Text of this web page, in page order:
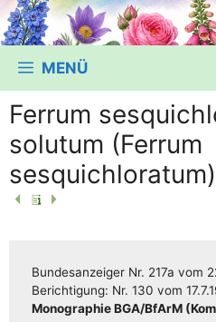
MENÜ
Ferrum
solutum (Ferrum
sesquichloratum)
Bun­des­an­zei­ger Nr. 217a vom
Berich­ti­gung: Nr. 130 vom
Mono­gra­phie BGA/​​BfArM